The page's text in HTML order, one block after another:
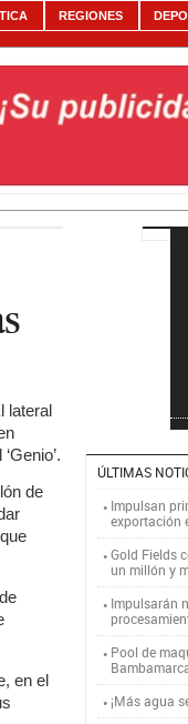
REGIONES
lateral
de
en el
ÚLTIMAS
Impulsan
exportación
Gold Fields
un millón y
Impulsarán
Pool de
¡Más agua